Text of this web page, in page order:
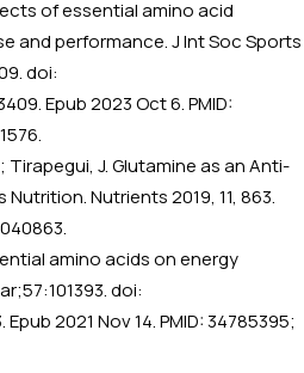
of essential amino acid
and performance. J Int Soc Sports
doi:
Epub 2023 Oct 6. PMID:
Tirapegui, J. Glutamine as an Anti-
Nutrients 2019, 11, 863.
amino acids on energy
doi:
Epub 2021 Nov 14. PMID: 34785395;